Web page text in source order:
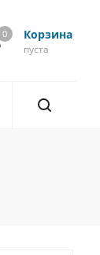
Корзина
0
пуста
0